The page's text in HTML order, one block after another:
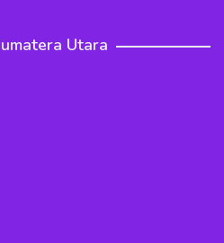
Utara